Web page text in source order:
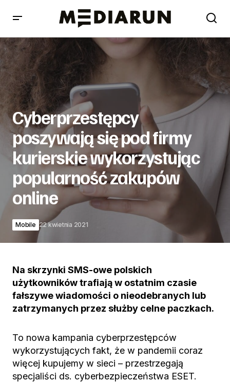
Cyberprzestępcy poszywają się pod firmy kurierskie
wykorzystując popularność zakupów online
Cyberprzestępcy
poszywają się pod firmy
kurierskie wykorzystując
popularność zakupów
online
Mobile 22 kwietnia 2021
Na skrzynki SMS-owe polskich
użytkowników trafiają w ostatnim czasie
fałszywe wiadomości o nieodebranych lub
zatrzymanych przez służby celne paczkach.
To nowa kampania cyberprzestępców
wykorzystujących fakt, że w pandemii coraz
więcej kupujemy w sieci – przestrzegają
specjaliści ds. cyberbezpieczeństwa ESET.